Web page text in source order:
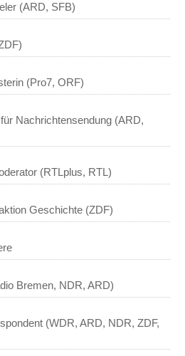
(ARD, SFB)
(Pro7, ORF)
Nachrichtensendung (ARD,
(RTLplus, RTL)
Geschichte (ZDF)
Bremen, NDR, ARD)
(WDR, ARD, NDR, ZDF,